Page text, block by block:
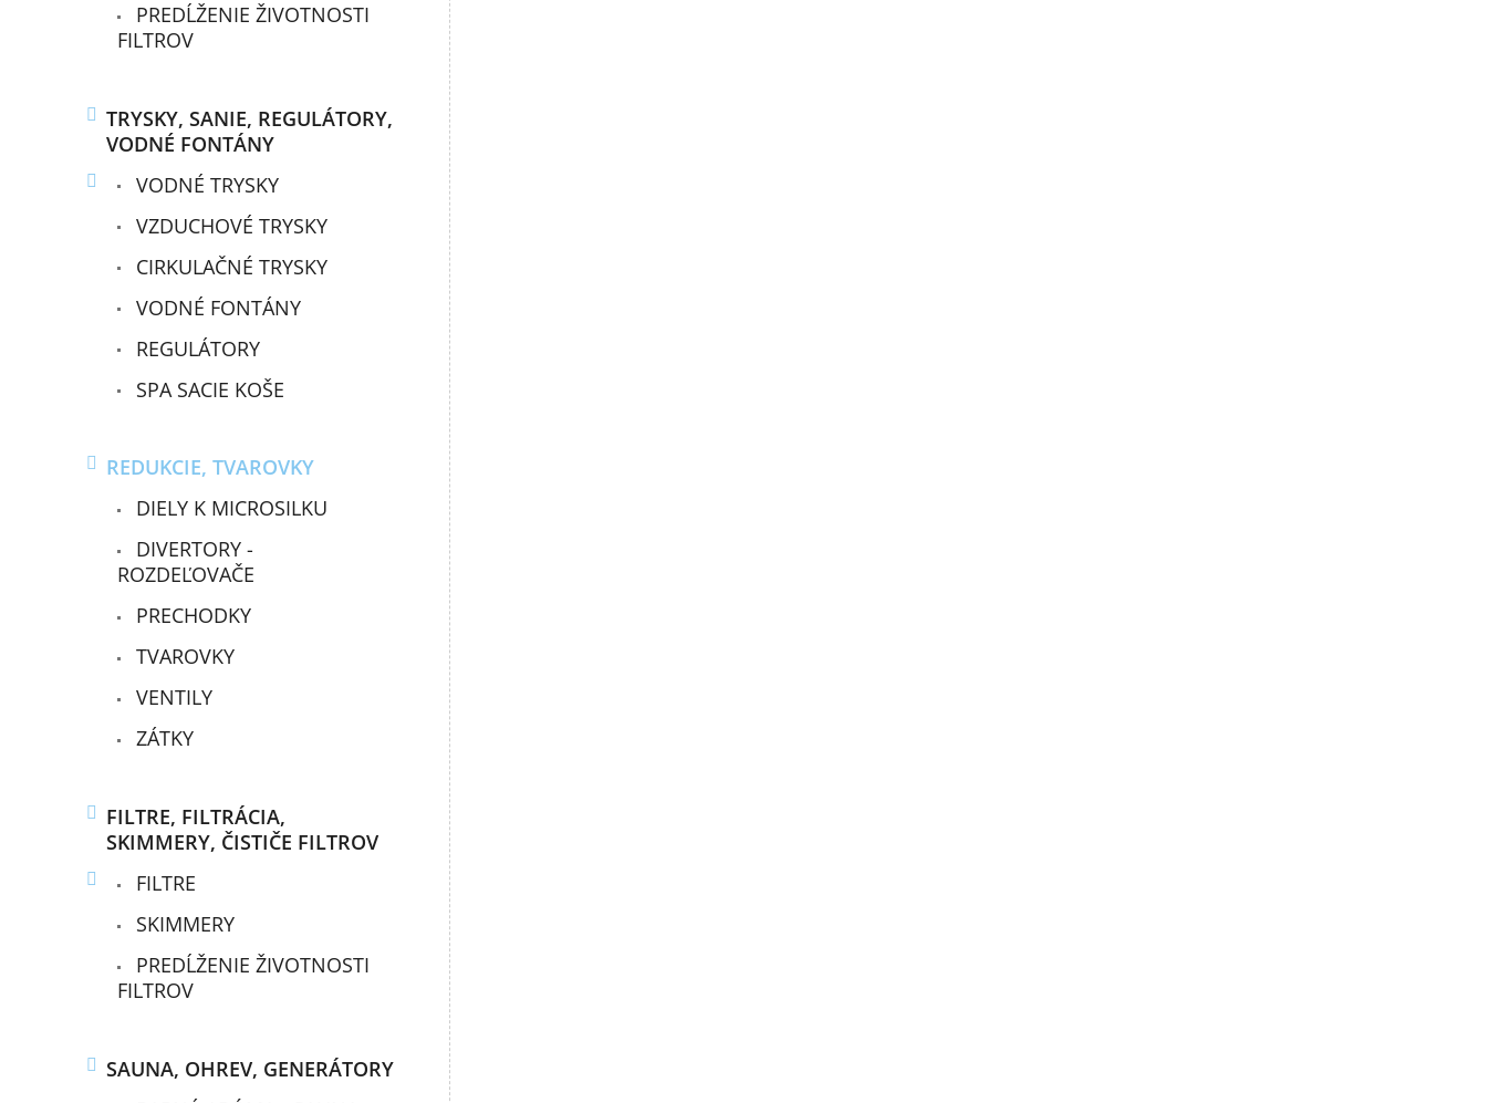
PREDĹŽENIE ŽIVOTNOSTI
FILTROV
TRYSKY, SANIE, REGULÁTORY,
VODNÉ FONTÁNY
VODNÉ TRYSKY
VZDUCHOVÉ TRYSKY
CIRKULAČNÉ TRYSKY
VODNÉ FONTÁNY
REGULÁTORY
SPA SACIE KOŠE
REDUKCIE, TVAROVKY
DIELY K MICROSILKU
DIVERTORY -
ROZDEĽOVAČE
PRECHODKY
TVAROVKY
VENTILY
ZÁTKY
FILTRE, FILTRÁCIA,
SKIMMERY, ČISTIČE FILTROV
FILTRE
SKIMMERY
PREDĹŽENIE ŽIVOTNOSTI
FILTROV
SAUNA, OHREV, GENERÁTORY